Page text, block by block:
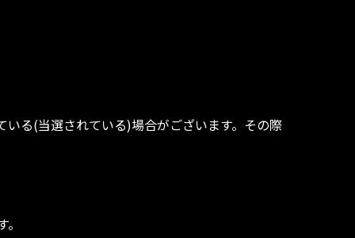
る(当選されている)場合がございます。その際